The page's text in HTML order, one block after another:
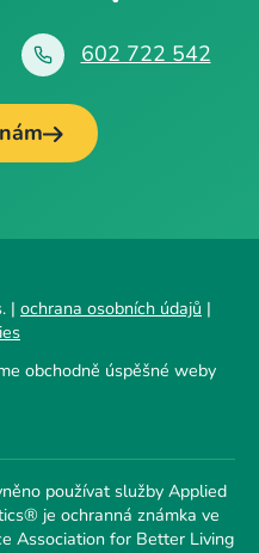
602 722 542
| ochrana osobních údajů |
obchodně úspěšné weby
používat služby Applied
je ochranná známka ve
Association for Better Living